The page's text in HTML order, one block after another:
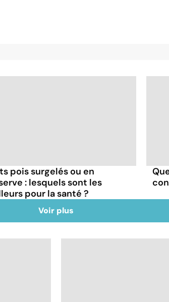
pois surgelés ou en
: lesquels sont les
pour la santé ?
Voir plus